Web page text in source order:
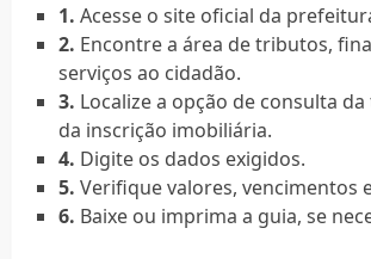
1. Acesse o site oficial da
2. Encontre a área de tributos,
serviços ao cidadão.
3. Localize a opção de consulta
da inscrição imobiliária.
4. Digite os dados exigidos.
5. Verifique valores, vencimentos
6. Baixe ou imprima a guia, se